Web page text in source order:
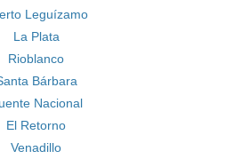
Leguízamo
La Plata
Rioblanco
Bárbara
Nacional
El Retorno
Venadillo